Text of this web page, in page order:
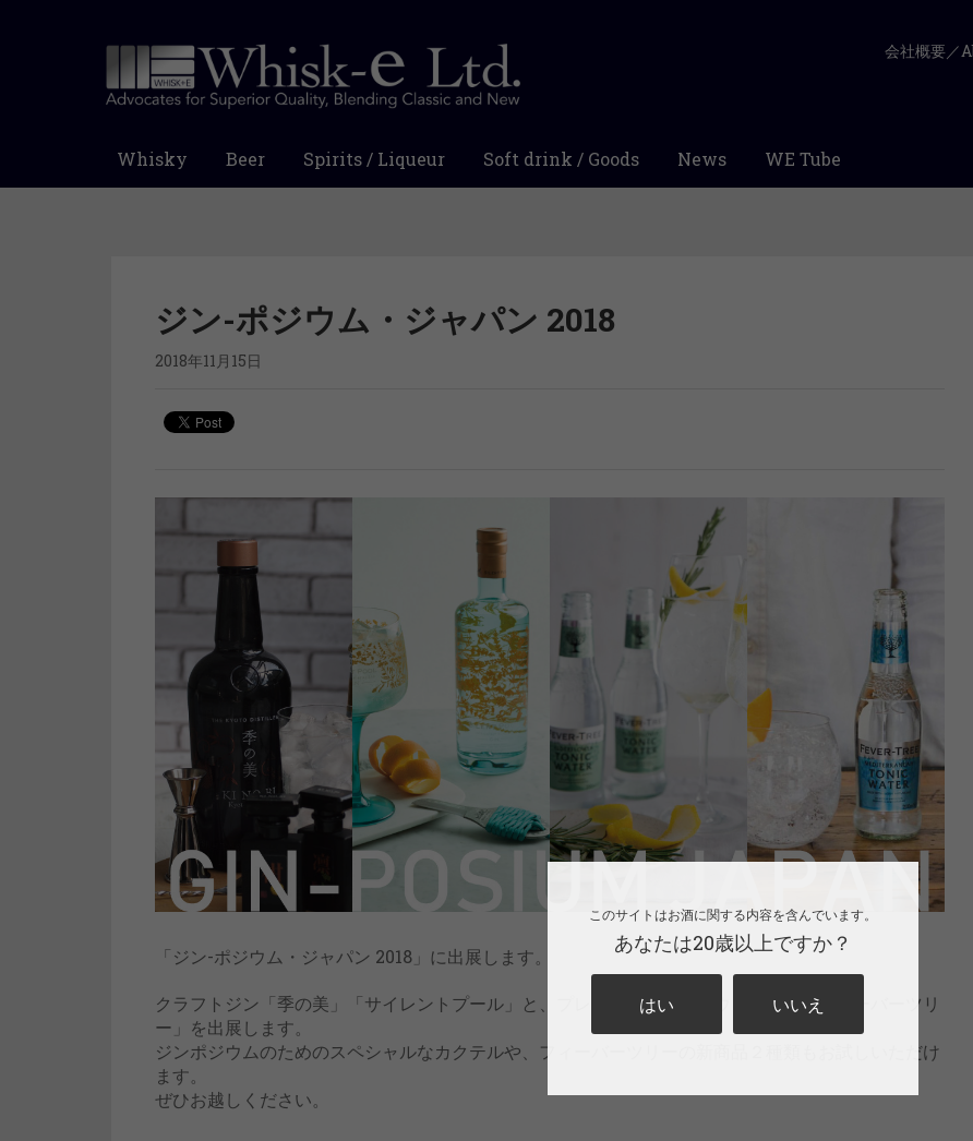
会社概要／
Whisky Beer Spirits / Liqueur Soft drink / Goods News WE Tube
ジン-ポジウム・ジャパン 2018
2018年11月15日
「ジン-ポジウム・ジャパン 2018」に出展します。
クラフトジン「季の美」「サイレントプール」と、プレミアムトニックウォーター「フィーバーツリ
ー」を出展します。
ジンポジウムのためのスペシャルなカクテルや、フィーバーツリーの新商品２種類もお試しいただけ
ます。
ぜひお越しください。
このサイトはお酒に関する内容を含んでいます。
あなたは20歳以上ですか？
はい いいえ